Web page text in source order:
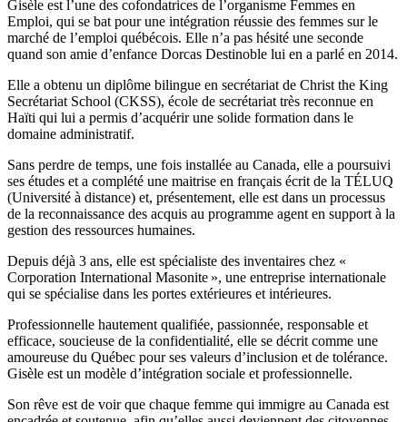
Gisèle est l’une des cofondatrices de l’organisme Femmes en
Emploi, qui se bat pour une intégration réussie des femmes sur le
marché de l’emploi québécois. Elle n’a pas hésité une seconde
quand son amie d’enfance Dorcas Destinoble lui en a parlé en 2014.
Elle a obtenu un diplôme bilingue en secrétariat de Christ the King
Secrétariat School (CKSS), école de secrétariat très reconnue en
Haïti qui lui a permis d’acquérir une solide formation dans le
domaine administratif.
Sans perdre de temps, une fois installée au Canada, elle a poursuivi
ses études et a complété une maitrise en français écrit de la TÉLUQ
(Université à distance) et, présentement, elle est dans un processus
de la reconnaissance des acquis au programme agent en support à la
gestion des ressources humaines.
Depuis déjà 3 ans, elle est spécialiste des inventaires chez «
Corporation International Masonite », une entreprise internationale
qui se spécialise dans les portes extérieures et intérieures.
Professionnelle hautement qualifiée, passionnée, responsable et
efficace, soucieuse de la confidentialité, elle se décrit comme une
amoureuse du Québec pour ses valeurs d’inclusion et de tolérance.
Gisèle est un modèle d’intégration sociale et professionnelle.
Son rêve est de voir que chaque femme qui immigre au Canada est